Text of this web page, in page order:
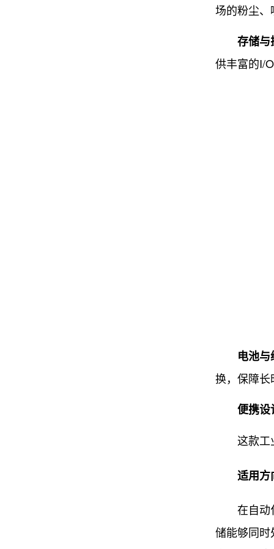
场的粉尘
存储与
供丰富的I/
电池
换，保障
便携设
这款工业
适用方
在自动
储能够同